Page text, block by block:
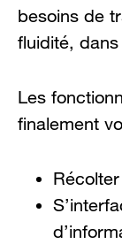
besoins de
fluidité,
Les
finalement